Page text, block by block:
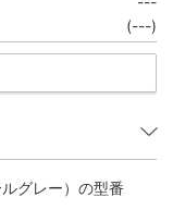
(---)
グレー） の型番